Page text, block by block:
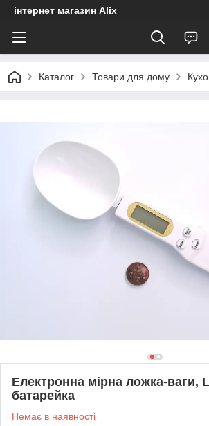
інтернет магазин Alix
Каталог Товари для дому
Електронна мірна ложка-ваги,
батарейка
Немає в наявності